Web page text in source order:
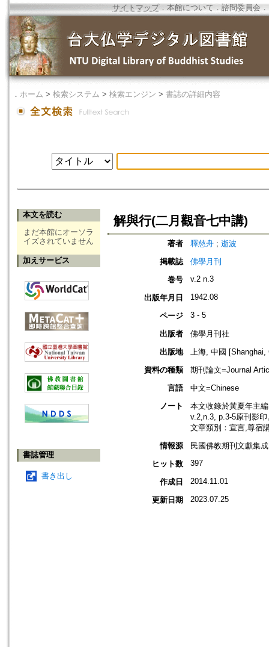
サイトマップ．本館について ． 諮問委員会 ．
． ホーム > 検索システム > 検索エンジン > 書誌の詳細内容
本文を読む
まだ本館にオーソラ
イズされていません
加えサービス
書誌管理
書き出し
解與行(二月觀音七中講)
著者 釋慈舟 ; 逝波
掲載誌
佛學月刊
巻号
v.2 n.3
出版年月日 1942.08
ページ 3 - 5
出版者
佛學月刊社
出版地
上海, 中國 [Shanghai,
資料の種類
期刊論文=Journal
言語
中文=Chinese
ノート
本文收錄於黃夏年主
v.2,n.3, p.3-5原刊影印
文章類別：宣言,尊宿
情報源
民國佛教期刊文獻集
ヒット数
397
作成日 2014.11.01
更新日期 2023.07.25